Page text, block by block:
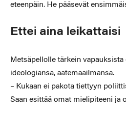
eteenpäin. He pääsevät
Ettei aina leikattaisi
Metsäpellolle tärkein vapauksista
ideologiansa, aatemaailmansa.
– Kukaan ei pakota tiettyyn
Saan esittää omat mielipiteeni ja